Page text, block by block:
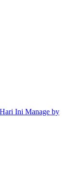
Ini Manage by